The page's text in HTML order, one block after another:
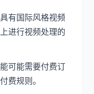
有国际风格视频
进行视频处理的
可能需要付费订
费规则。